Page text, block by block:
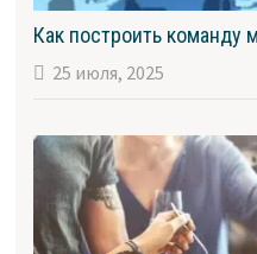
Как построить команду
25 июля, 2025